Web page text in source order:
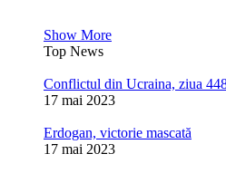
Show More
Top News
Conflictul din Ucraina, ziua
17 mai 2023
Erdogan, victorie mascată
17 mai 2023